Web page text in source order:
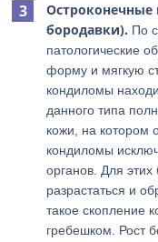
бородавки). По
патологические
форму и мягкую
кондиломы
данного типа
кожи, на котором
кондиломы
органов. Для
разрастаться и
такое скопление
гребешком. Рост